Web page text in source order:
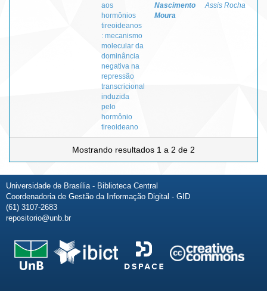
aos
hormônios
tireoideanos
: mecanismo
molecular da
dominância
negativa na
repressão
transcricional
induzida
pelo
hormônio
tireoideano
Nascimento
Moura
Assis Rocha
Mostrando resultados 1 a 2 de 2
Universidade de Brasília - Biblioteca Central
Coordenadoria de Gestão da Informação Digital - GID
(61) 3107-2683
repositorio@unb.br